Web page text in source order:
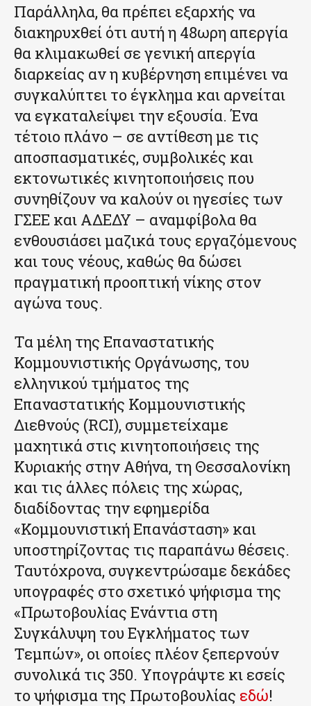
Παράλληλα, θα πρέπει εξαρχής να
διακηρυχθεί ότι αυτή η 48ωρη απεργία
θα κλιμακωθεί σε γενική απεργία
διαρκείας αν η κυβέρνηση επιμένει να
συγκαλύπτει το έγκλημα και αρνείται
να εγκαταλείψει την εξουσία. Ένα
τέτοιο πλάνο – σε αντίθεση με τις
αποσπασματικές, συμβολικές και
εκτονωτικές κινητοποιήσεις που
συνηθίζουν να καλούν οι ηγεσίες των
ΓΣΕΕ και ΑΔΕΔΥ – αναμφίβολα θα
ενθουσιάσει μαζικά τους εργαζόμενους
και τους νέους, καθώς θα δώσει
πραγματική προοπτική νίκης στον
αγώνα τους.
Τα μέλη της Επαναστατικής
Κομμουνιστικής Οργάνωσης, του
ελληνικού τμήματος της
Επαναστατικής Κομμουνιστικής
Διεθνούς (RCI), συμμετείχαμε
μαχητικά στις κινητοποιήσεις της
Κυριακής στην Αθήνα, τη Θεσσαλονίκη
και τις άλλες πόλεις της χώρας,
διαδίδοντας την εφημερίδα
«Κομμουνιστική Επανάσταση» και
υποστηρίζοντας τις παραπάνω θέσεις.
Ταυτόχρονα, συγκεντρώσαμε δεκάδες
υπογραφές στο σχετικό ψήφισμα της
«Πρωτοβουλίας Ενάντια στη
Συγκάλυψη του Εγκλήματος των
Τεμπών», οι οποίες πλέον ξεπερνούν
συνολικά τις 350. Υπογράψτε κι εσείς
το ψήφισμα της Πρωτοβουλίας εδώ!